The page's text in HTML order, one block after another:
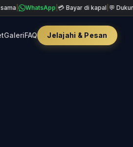
|💳 Bayar di kapal|💬 Dukungan 24/7|
GaleriFAQ Jelajahi & Pesan